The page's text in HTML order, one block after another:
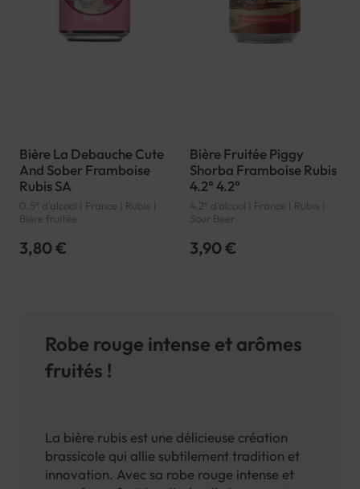
Bière La Debauche Cute
And Sober Framboise
Rubis SA
0.5° d'alcool | France | Rubis |
Bière fruitée
3,80 €
Bière Fruitée Piggy
Shorba Framboise Rubis
4.2° 4.2°
4.2° d'alcool | France | Rubis |
Sour Beer
3,90 €
Robe rouge intense et arômes
fruités !
La bière rubis est une délicieuse création
brassicole qui allie subtilement tradition et
innovation. Avec sa robe rouge intense et